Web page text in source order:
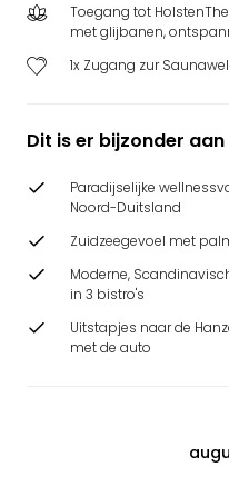
Toegang tot
met glijbanen,
1x Zugang zur
Dit is er bijzonder aan
Paradijselijke
Noord-Duitsland
Zuidzeegevoel met
Moderne,
in 3 bistro's
Uitstapjes naar de
met de auto